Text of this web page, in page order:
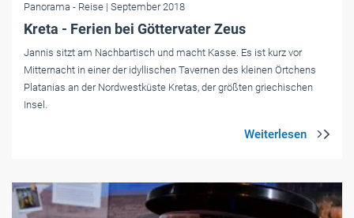
Panorama - Reise | September 2018
Kreta - Ferien bei Göttervater Zeus
Jannis sitzt am Nachbartisch und macht Kasse. Es ist kurz vor
Mitternacht in einer der idyllischen Tavernen des kleinen Örtchens
Platanias an der Nordwestküste Kretas, der größten griechischen
Insel.